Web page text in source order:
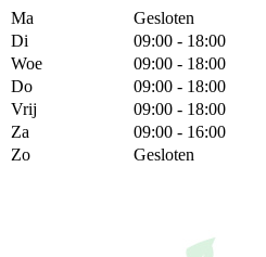
Ma
Gesloten
Di
09:00 - 18:00
Woe
09:00 - 18:00
Do
09:00 - 18:00
Vrij
09:00 - 18:00
Za
09:00 - 16:00
Zo
Gesloten